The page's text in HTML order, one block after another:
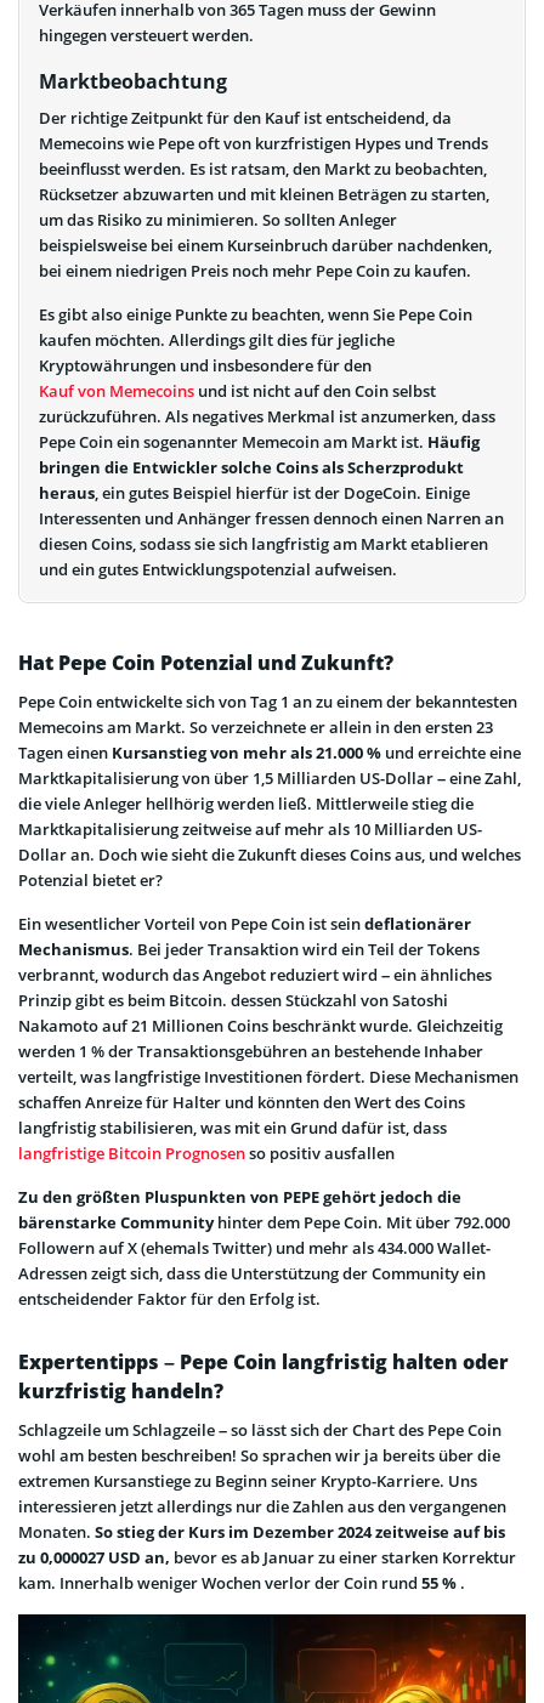
Verkäufen innerhalb von 365 Tagen muss der Gewinn
hingegen versteuert werden.
Marktbeobachtung
Der richtige Zeitpunkt für den Kauf ist entscheidend, da
Memecoins wie Pepe oft von kurzfristigen Hypes und Trends
beeinflusst werden. Es ist ratsam, den Markt zu beobachten,
Rücksetzer abzuwarten und mit kleinen Beträgen zu starten,
um das Risiko zu minimieren. So sollten Anleger
beispielsweise bei einem Kurseinbruch darüber nachdenken,
bei einem niedrigen Preis noch mehr Pepe Coin zu kaufen.
Es gibt also einige Punkte zu beachten, wenn Sie Pepe Coin
kaufen möchten. Allerdings gilt dies für jegliche
Kryptowährungen und insbesondere für den
Kauf von Memecoins und ist nicht auf den Coin selbst
zurückzuführen. Als negatives Merkmal ist anzumerken, dass
Pepe Coin ein sogenannter Memecoin am Markt ist. Häufig
bringen die Entwickler solche Coins als Scherzprodukt
heraus, ein gutes Beispiel hierfür ist der DogeCoin. Einige
Interessenten und Anhänger fressen dennoch einen Narren an
diesen Coins, sodass sie sich langfristig am Markt etablieren
und ein gutes Entwicklungspotenzial aufweisen.
Hat Pepe Coin Potenzial und Zukunft?
Pepe Coin entwickelte sich von Tag 1 an zu einem der bekanntesten
Memecoins am Markt. So verzeichnete er allein in den ersten 23
Tagen einen Kursanstieg von mehr als 21.000 % und erreichte eine
Marktkapitalisierung von über 1,5 Milliarden US-Dollar – eine Zahl,
die viele Anleger hellhörig werden ließ. Mittlerweile stieg die
Marktkapitalisierung zeitweise auf mehr als 10 Milliarden US-
Dollar an. Doch wie sieht die Zukunft dieses Coins aus, und welches
Potenzial bietet er?
Ein wesentlicher Vorteil von Pepe Coin ist seindeflationärer
Mechanismus. Bei jeder Transaktion wird ein Teil der Tokens
verbrannt, wodurch das Angebot reduziert wird – ein ähnliches
Prinzip gibt es beim Bitcoin. dessen Stückzahl von Satoshi
Nakamoto auf 21 Millionen Coins beschränkt wurde. Gleichzeitig
werden 1 % der Transaktionsgebühren an bestehende Inhaber
verteilt, was langfristige Investitionen fördert. Diese Mechanismen
schaffen Anreize für Halter und könnten den Wert des Coins
langfristig stabilisieren, was mit ein Grund dafür ist, dass
langfristige Bitcoin Prognosenso positiv ausfallen
Zu den größten Pluspunkten von PEPE gehört jedoch die
bärenstarke Communityhinter dem Pepe Coin. Mit über 792.000
Followern auf X (ehemals Twitter) und mehr als 434.000 Wallet-
Adressen zeigt sich, dass die Unterstützung der Community ein
entscheidender Faktor für den Erfolg ist.
Expertentipps – Pepe Coin langfristig halten oder
kurzfristig handeln?
Schlagzeile um Schlagzeile – so lässt sich der Chart des Pepe Coin
wohl am besten beschreiben! So sprachen wir ja bereits über die
extremen Kursanstiege zu Beginn seiner Krypto-Karriere. Uns
interessieren jetzt allerdings nur die Zahlen aus den vergangenen
Monaten. So stieg der Kurs im Dezember 2024 zeitweise auf bis
zu 0,000027 USD an, bevor es ab Januar zu einer starken Korrektur
kam. Innerhalb weniger Wochen verlor der Coin rund 55 % .